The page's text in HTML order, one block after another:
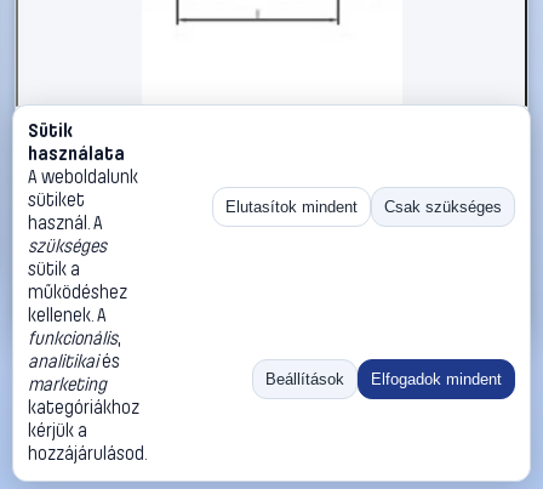
#1785865
TOOLCRAFT TO-5357595 szemescsavar M6 30 mm DIN
444 rozsdamentes acél A2 10 db
TOOLCRAFT Metrikus csavarok
8 190 Ft
Kosárba
«
Ugrás:
Méret:
Rendezés:
©2026
ThermoScope
ÁSZF
Cégbemutató
Sütik
használata
A weboldalunk
sütiket
használ. A
szükséges
sütik a
működéshez
kellenek. A
funkcionális,
analitikaiés
marketing
kategóriákhoz
kérjük a
hozzájárulásod.
Elutasítok mindent Csak szükséges
Beállítások Elfogadok mindent